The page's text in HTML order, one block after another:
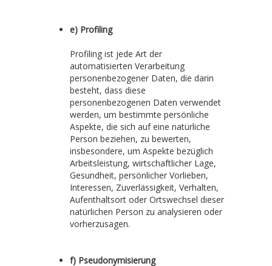
e) Profiling
Profiling ist jede Art der
automatisierten Verarbeitung
personenbezogener Daten, die darin
besteht, dass diese
personenbezogenen Daten verwendet
werden, um bestimmte persönliche
Aspekte, die sich auf eine natürliche
Person beziehen, zu bewerten,
insbesondere, um Aspekte bezüglich
Arbeitsleistung, wirtschaftlicher Lage,
Gesundheit, persönlicher Vorlieben,
Interessen, Zuverlässigkeit, Verhalten,
Aufenthaltsort oder Ortswechsel dieser
natürlichen Person zu analysieren oder
vorherzusagen.
f) Pseudonymisierung